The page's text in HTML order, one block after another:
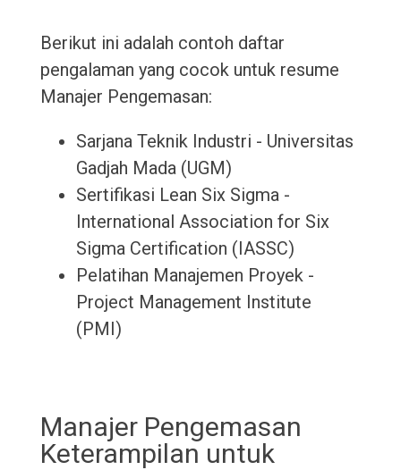
Berikut ini adalah contoh daftar
pengalaman yang cocok untuk resume
Manajer Pengemasan:
Sarjana Teknik Industri - Universitas
Gadjah Mada (UGM)
Sertifikasi Lean Six Sigma -
International Association for Six
Sigma Certification (IASSC)
Pelatihan Manajemen Proyek -
Project Management Institute
(PMI)
Manajer Pengemasan
Keterampilan untuk